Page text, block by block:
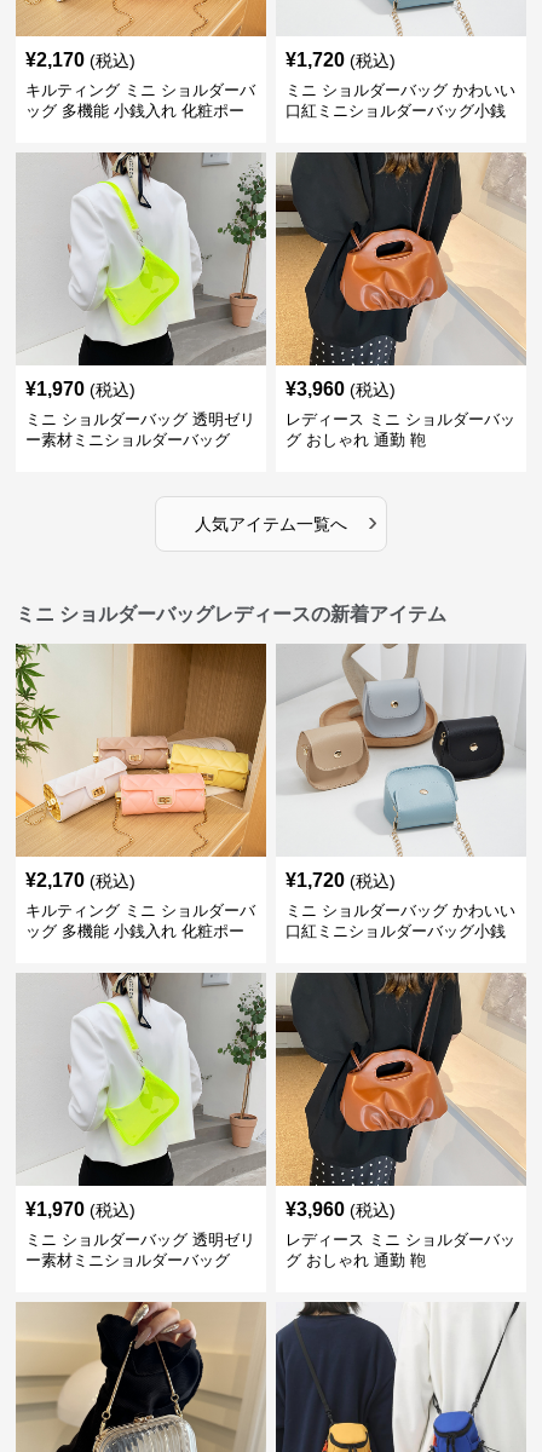
¥2,170 (税込)
キルティング ミニ ショルダーバ
ッグ 多機能 小銭入れ 化粧ポー
¥1,720 (税込)
ミニ ショルダーバッグ かわいい
口紅ミニショルダーバッグ小銭
¥1,970 (税込)
ミニ ショルダーバッグ 透明ゼリ
ー素材ミニショルダーバッグ
¥3,960 (税込)
レディース ミニ ショルダーバッ
グ おしゃれ 通勤 鞄
人気アイテム一覧へ ›
ミニ ショルダーバッグレディースの新着アイテム
¥2,170 (税込)
キルティング ミニ ショルダーバ
ッグ 多機能 小銭入れ 化粧ポー
¥1,720 (税込)
ミニ ショルダーバッグ かわいい
口紅ミニショルダーバッグ小銭
¥1,970 (税込)
ミニ ショルダーバッグ 透明ゼリ
ー素材ミニショルダーバッグ
¥3,960 (税込)
レディース ミニ ショルダーバッ
グ おしゃれ 通勤 鞄